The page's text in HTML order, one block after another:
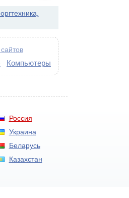
Компьютеры
Россия
Украина
Беларусь
Казахстан